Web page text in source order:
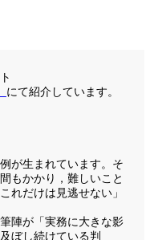
にて紹介しています。
が生まれています。そ
もかかり，難しいこと
れだけは見逃せない」
陣が「実務に大きな影
ぼし続けている判